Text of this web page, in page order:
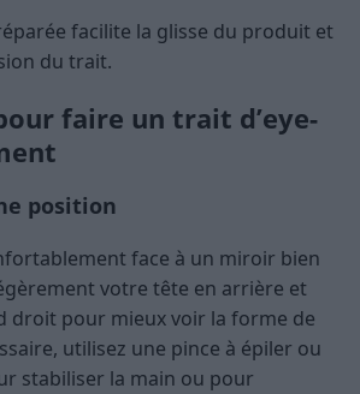
facilite la glisse du produit et
du trait.
faire un trait d’eye-
position
face à un miroir bien
votre tête en arrière et
droit pour mieux voir la forme de
utilisez une pince à épiler ou
stabiliser la main ou pour